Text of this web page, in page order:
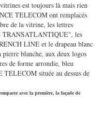
est toujours là mais rien
TELECOM ont remplacés
de la vitrine, les lettres
TRANSATLANTIQUE", les
LINE et le drapeau blanc
pierre blanche, aux deux logos
de forme arrondie, bleu
située au dessus de
avec la première, la façade de